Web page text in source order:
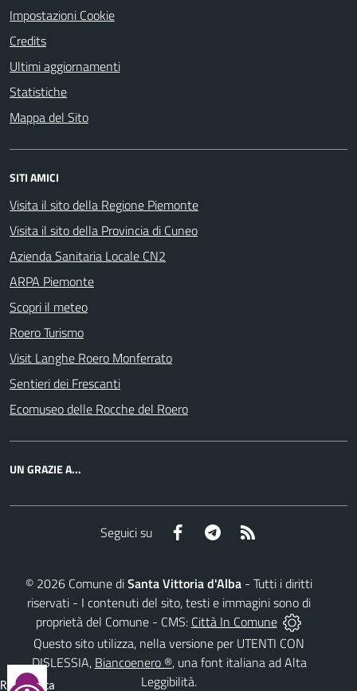
Impostazioni Cookie
Credits
Ultimi aggiornamenti
Statistiche
Mappa del Sito
SITI AMICI
Visita il sito della Regione Piemonte
Visita il sito della Provincia di Cuneo
Azienda Sanitaria Locale CN2
ARPA Piemonte
Scopri il meteo
Roero Turismo
Visit Langhe Roero Monferrato
Sentieri dei Frescanti
Ecomuseo delle Rocche del Roero
UN GRAZIE A...
Seguici su Facebook Telegram
© 2026 Comune diSanta Vittoria d'Alba - Tutti i diritti
riservati - I contenuti del sito, testi e immagini sono di
proprietà del Comune - CMS: Città In Comune
Questo sito utilizza, nella versione per UTENTI CON
DISLESSIA, Biancoenero ®, una font italiana ad Alta
Leggibilità.
Reimposta